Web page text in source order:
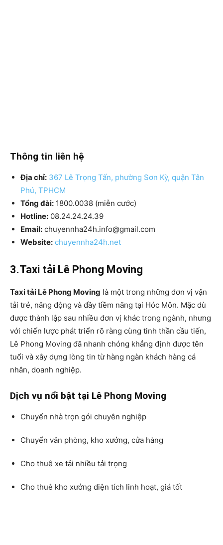
Thông tin liên hệ
Địa chỉ: 367 Lê Trọng Tấn, phường Sơn Kỳ, quận Tân
Phú, TPHCM
Tổng đài: 1800.0038 (miễn cước)
Hotline: 08.24.24.24.39
Email: chuyennha24h.info@gmail.com
Website: chuyennha24h.net
3.Taxi tải Lê Phong Moving
Taxi tải Lê Phong Moving là một trong những đơn vị vận
tải trẻ, năng động và đầy tiềm năng tại Hóc Môn. Mặc dù
được thành lập sau nhiều đơn vị khác trong ngành, nhưng
với chiến lược phát triển rõ ràng cùng tinh thần cầu tiến,
Lê Phong Moving đã nhanh chóng khẳng định được tên
tuổi và xây dựng lòng tin từ hàng ngàn khách hàng cá
nhân, doanh nghiệp.
Dịch vụ nổi bật tại Lê Phong Moving
Chuyển nhà trọn gói chuyên nghiệp
Chuyển văn phòng, kho xưởng, cửa hàng
Cho thuê xe tải nhiều tải trọng
Cho thuê kho xưởng diện tích linh hoạt, giá tốt